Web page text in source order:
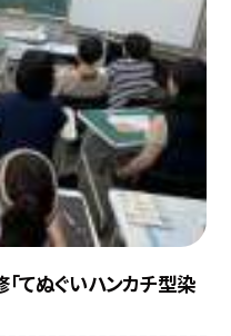
てぬぐいハンカチ型染